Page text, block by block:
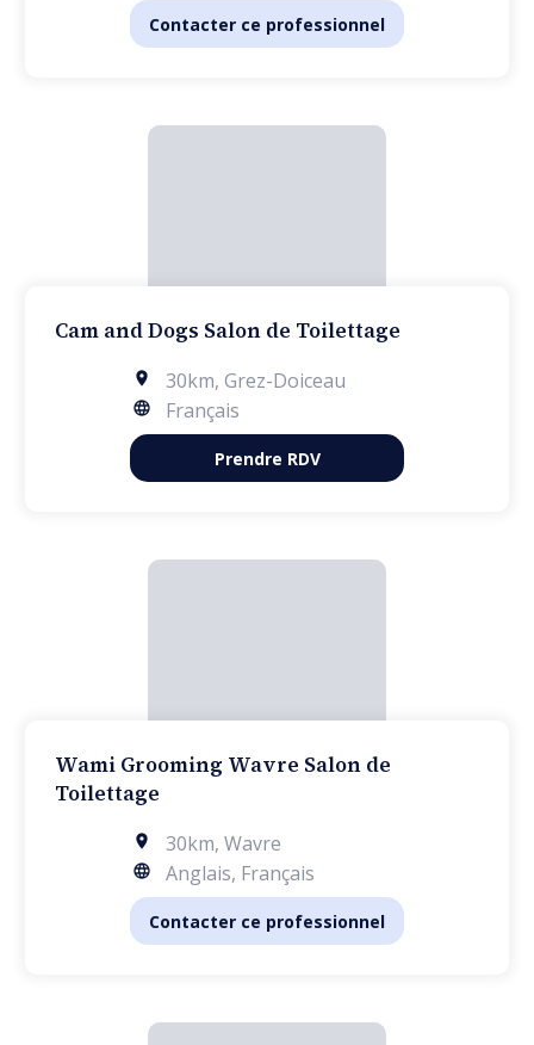
Contacter ce professionnel
Cam and Dogs Salon de Toilettage
30km, Grez-Doiceau
Français
Prendre RDV
Wami Grooming Wavre Salon de
Toilettage
30km, Wavre
Anglais, Français
Contacter ce professionnel